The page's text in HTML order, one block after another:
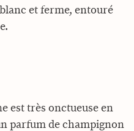
et ferme, entouré
est très onctueuse en
parfum de champignon